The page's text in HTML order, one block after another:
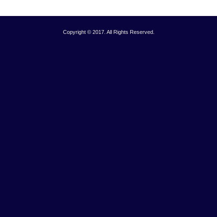
Copyright © 2017. All Rights Reserved.